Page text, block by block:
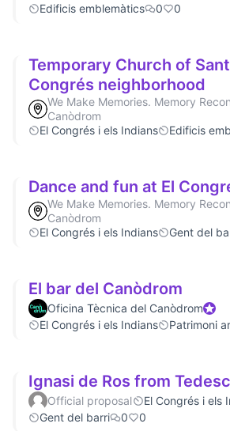
Edificis emblemàtics
0 0
Temporary Church of
Congrés neighborhood
We Make Memories. Memory
Canòdrom
El Congrés i els Indians
Edificis
Dance and fun at El
We Make Memories. Memory
Canòdrom
El Congrés i els Indians
Gent del
El bar del Canòdrom
Oficina Tècnica del Canòdrom
El Congrés i els Indians
Patrimoni
Ignasi de Ros from
Official proposal
El Congrés i els
Gent del barri
0 0